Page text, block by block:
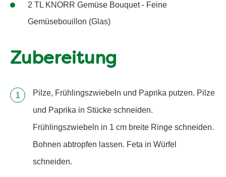
2 TL KNORR Gemüse Bouquet - Feine
Gemüsebouillon (Glas)
Zubereitung
Pilze, Frühlingszwiebeln und Paprika putzen. Pilze
und Paprika in Stücke schneiden.
Frühlingszwiebeln in 1 cm breite Ringe schneiden.
Bohnen abtropfen lassen. Feta in Würfel
schneiden.